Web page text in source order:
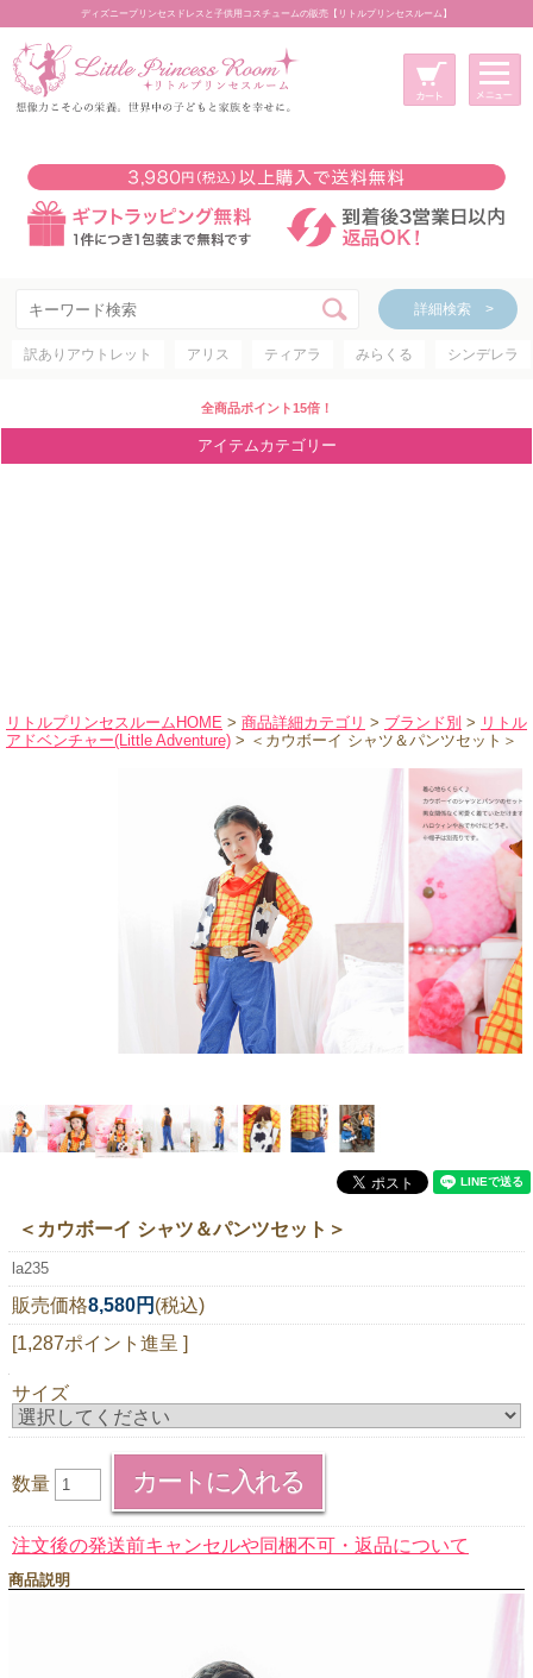
ディズニープリンセスドレスと子供用コスチュームの販売【リトルプリンセスルーム】
詳細検索 >
訳ありアウトレット アリス ティアラ みらくる シンデレラ
全商品ポイント15倍！
アイテムカテゴリー
リトルプリンセスルームHOME > 商品詳細カテゴリ > ブランド別 > リトル
アドベンチャー(Little Adventure) > ＜カウボーイ シャツ＆パンツセット＞
＜カウボーイ シャツ＆パンツセット＞
la235
販売価格8,580円 (税込)
[1,287ポイント進呈 ]
サイズ
数量
注文後の発送前キャンセルや同梱不可・返品について
商品説明
新規会員登録
マイページ
カート
詳細検索 >
アイテムカテゴリー
ディズニープリンセス
ディズニキャラクター
ブランド別に探す
アウトレット
ショッピングインフォメーション
会社概要
お支払・送料
返品・交換
サイズの測り方
よくあるご質問
レビューを見る
ニュースレター購読
マイページログイン
お問い合わせ